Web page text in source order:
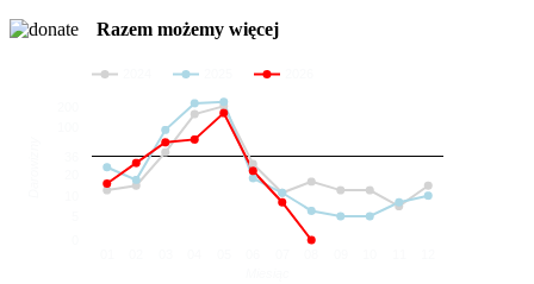
Razem możemy więcej